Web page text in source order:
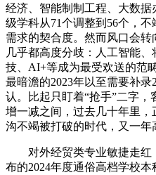
经济、智能制制工程、大数
级学科从71个调整到56个，
需求的契合度。然而风口会
几乎都高度分歧：人工智能
技、AI+等成为最受欢送的范
最暗澹的2023年以至需要补
认。比起只盯着“抢手”二字
增一减之间，过去几十年里
沟不竭被打破的时代，又一年
对外经贸类专业敏捷走红
布的2024年度通俗高档学校